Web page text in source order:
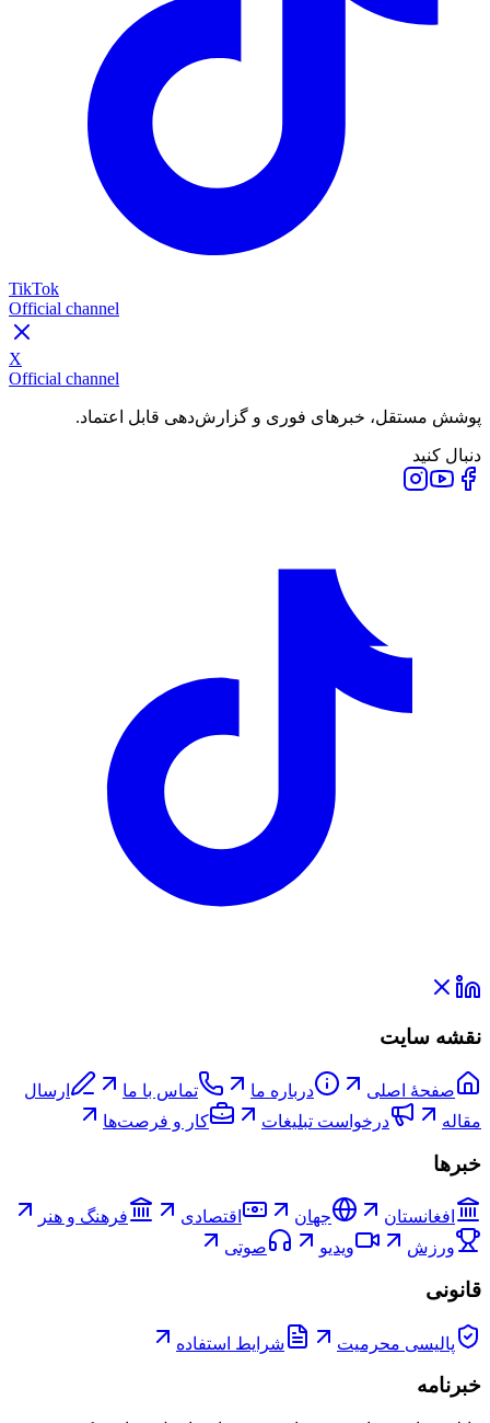
TikTok
Official channel
X
Official channel
پوشش مستقل، خبرهای فوری و گزارش‌دهی قابل اعتماد.
دنبال کنید
نقشه سایت
صفحۀ اصلی درباره ما تماس با ما
ارسال
مقاله
درخواست تبلیغات کار و فرصت‌ها
خبرها
افغانستان جهان اقتصادی
فرهنگ و هنر
ورزش
ویدیو صوتی
قانونی
پالیسی محرمیت شرایط استفاده
خبرنامه